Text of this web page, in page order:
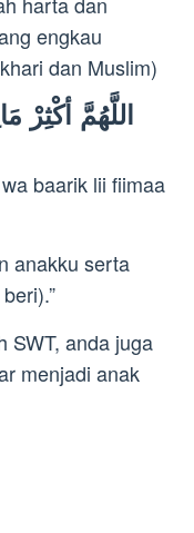
engkau
dan Muslim)
اللَّهُمَّ أكْثِرْ
baarik lii fiimaa
anakku serta
SWT, anda juga
menjadi anak